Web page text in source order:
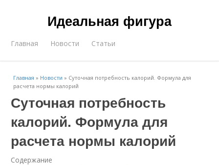
Идеальная фигура
Главная Новости Статьи
Главная » Новости » Суточная потребность калорий. Формула для
расчета нормы калорий
Суточная потребность
калорий. Формула для
расчета нормы калорий
Содержание